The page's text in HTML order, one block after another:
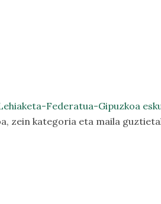
Federatua-Gipuzkoa e
zein kategoria eta maila